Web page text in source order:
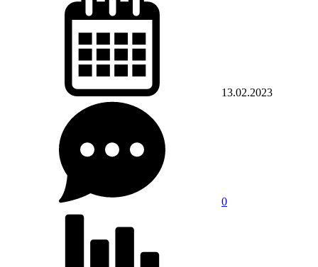
13.02.2023
0